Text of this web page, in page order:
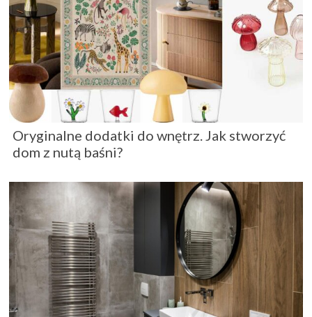
Oryginalne dodatki do wnętrz. Jak stworzyć
dom z nutą baśni?